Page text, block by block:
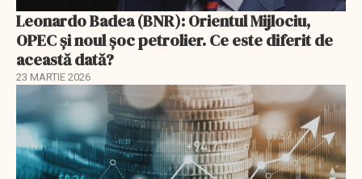
Leonardo Badea (BNR): Orientul Mijlociu,
OPEC și noul șoc petrolier. Ce este diferit de
această dată?
23 MARTIE 2026